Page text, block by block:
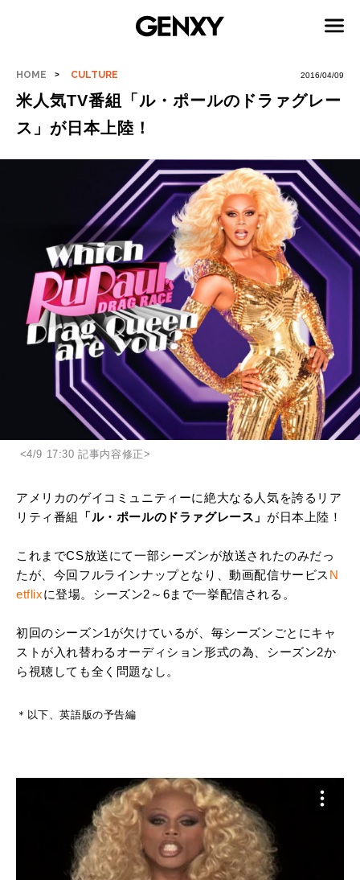
HOME CULTURE 2016/04/09
米人気TV番組「ル・ポールのドラァグレー
ス」が日本上陸！
<4/9 17:30 記事内容修正>
アメリカのゲイコミュニティーに絶大なる人気を誇るリア
リティ番組
「ル・ポールのドラァグレース」 が日本上陸！
これまでCS放送にて一部シーズンが放送されたのみだっ
たが、今回フルラインナップとなり、動画配信サービス N
etflixに登場。シーズン2～6まで一挙配信される。
初回のシーズン1が欠けているが、毎シーズンごとにキャ
ストが入れ替わるオーディション形式の為、シーズン2か
ら視聴しても全く問題なし。
＊以下、英語版の予告編